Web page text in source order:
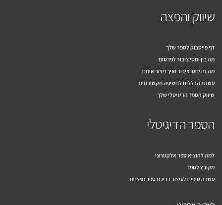
שיווק והפצה
דף פייסבוק לספר שלך
מה בין יחסי ציבור לפרסום
מה זה יחסי ציבור ואיך ניצור אותם
עשרת הכללים לחשיפה תקשורתית
שיווק הספר הדיגיטלי שלך
הספר הדיגיטלי
למה להוציא ספר אלקטרוני
מקובץ לספר
עשרה טיפים לעיצוב כריכת ספר מנצחת